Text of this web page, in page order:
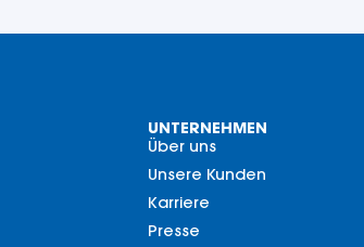
UNTERNEHMEN
Über uns
Unsere Kunden
Karriere
Presse